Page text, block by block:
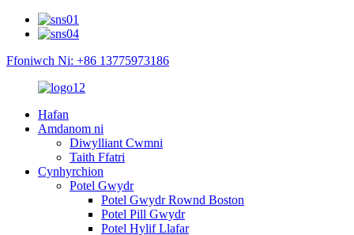
Ffoniwch Ni: +86 13775973186
Hafan
Amdanom ni
Diwylliant Cwmni
Taith Ffatri
Cynhyrchion
Potel Gwydr
Potel Gwydr Rownd Boston
Potel Pill Gwydr
Potel Hylif Llafar